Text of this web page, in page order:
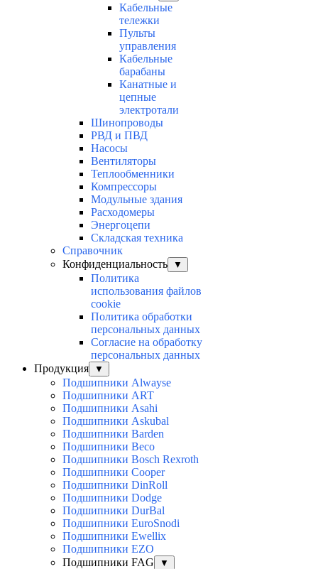
Кабельные
тележки
Пульты
управления
Кабельные
барабаны
Канатные и
цепные
электротали
Шинопроводы
РВД и ПВД
Насосы
Вентиляторы
Теплообменники
Компрессоры
Модульные здания
Расходомеры
Энергоцепи
Складская техника
Справочник
Конфиденциальность
▼
Политика
использования файлов
cookie
Политика обработки
персональных данных
Согласие на обработку
персональных данных
Продукция
▼
Подшипники Alwayse
Подшипники ART
Подшипники Asahi
Подшипники Askubal
Подшипники Barden
Подшипники Beco
Подшипники Bosch Rexroth
Подшипники Cooper
Подшипники DinRoll
Подшипники Dodge
Подшипники DurBal
Подшипники EuroSnodi
Подшипники Ewellix
Подшипники EZO
Подшипники FAG
▼